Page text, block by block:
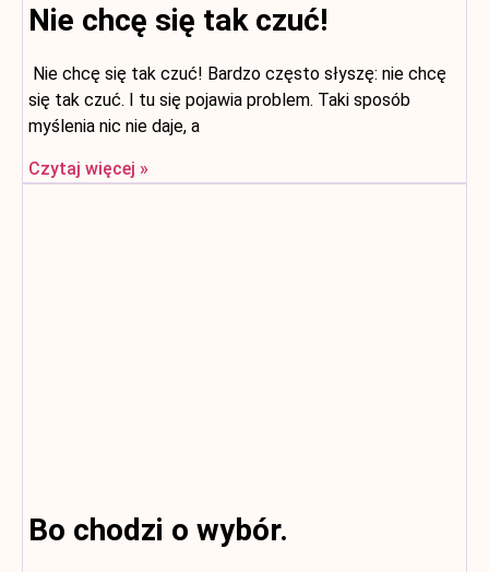
Nie chcę się tak czuć!
Nie chcę się tak czuć! Bardzo często słyszę: nie chcę
się tak czuć. I tu się pojawia problem. Taki sposób
myślenia nic nie daje, a
Czytaj więcej »
Bo chodzi o wybór.